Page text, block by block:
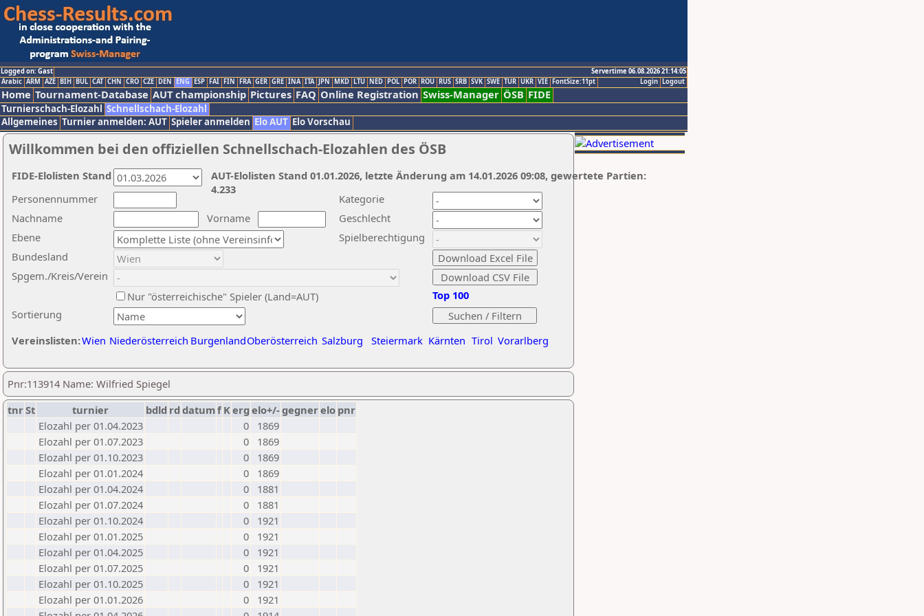
Logged on: Gast
Servertime 06.08.2026 21:14:05
Logout
Login
Arabic ARM AZE BIH BUL CAT CHN CRO CZE DEN ENG ESP FAI FIN FRA GER GRE INA ITA JPN MKD LTU NED POL POR ROU RUS SRB SVK SWE TUR UKR VIE FontSize:11pt
Home Tournament-Database AUT championship Pictures FAQ Online Registration Swiss-Manager ÖSB FIDE
Turnierschach-Elozahl Schnellschach-Elozahl
Allgemeines Turnier anmelden: AUT Spieler anmelden Elo AUT Elo Vorschau
Willkommen bei den offiziellen Schnellschach-Elozahlen des ÖSB
Nachname
Vorname
Ebene
Kategorie
Sortierung
Personennummer
Bundesland
Spgem./Kreis/Verein
Geschlecht
Nur "österreichische" Spieler (Land=AUT)
Spielberechtigung
Vereinslisten:Wien Niederösterreich BurgenlandOberösterreich Salzburg Steiermark Kärnten Tirol Vorarlberg
Top 100
AUT-Elolisten Stand 01.01.2026, letzte Änderung am 14.01.2026 09:08, gewertete Partien:
4.233
FIDE-Elolisten Stand
Pnr:113914 Name: Wilfried Spiegel
tnrSt turnier bdld rd datumf Kerg elo+/-gegnerelo pnr
Elozahl per 01.04.2023
0
1869
Elozahl per 01.07.2023
0
1869
Elozahl per 01.10.2023
0
1869
Elozahl per 01.01.2024
0
1869
Elozahl per 01.04.2024
0
1881
Elozahl per 01.07.2024
0
1881
Elozahl per 01.10.2024
0
1921
Elozahl per 01.01.2025
0
1921
Elozahl per 01.04.2025
0
1921
Elozahl per 01.07.2025
0
1921
Elozahl per 01.10.2025
0
1921
Elozahl per 01.01.2026
0
1921